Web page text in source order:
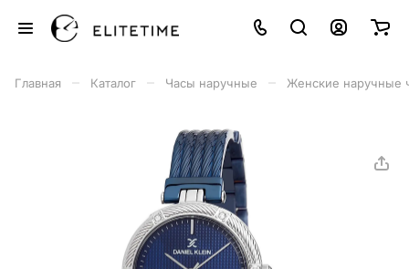
Главная Каталог Часы наручные Женские наручные